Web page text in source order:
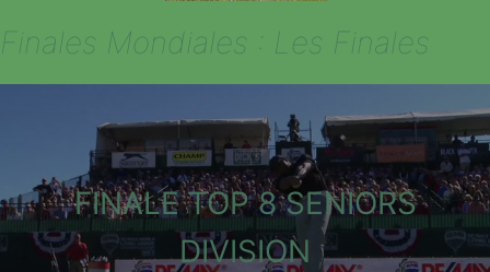
Finales Mondiales : Les Finales
FINALE TOP 8 SENIORS
DIVISION